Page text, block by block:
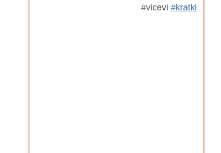
#vicevi#kratki